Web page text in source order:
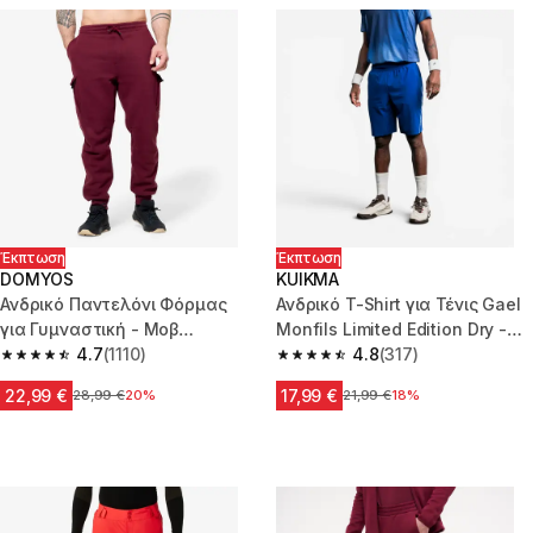
Έκπτωση
DOMYOS
Ανδρικό Παντελόνι Φόρμας
για Γυμναστική - Μοβ
Μπορντό 4.7
4.7 out of 5 stars from 1110 reviews
(1110)
22,99 € Αρχική τιμή
28,99 €20%
Έκπτωση
KUIKMA
Ανδρικό T-Shirt για Τένις Gael
Monfils Limited Edition Dry -
Μπλε
4.8
4.8 out of 5 stars from 317
(317)
17,99 € Αρχική τιμή
21,99 €18%